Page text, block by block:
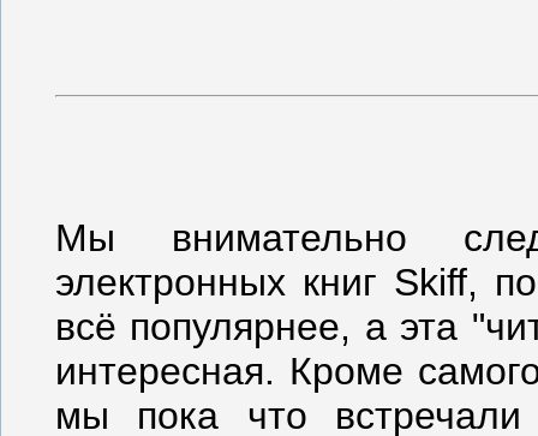
Мы внимательно
электронных книг Skiff,
всё популярнее, а эта
интересная. Кроме
мы пока что